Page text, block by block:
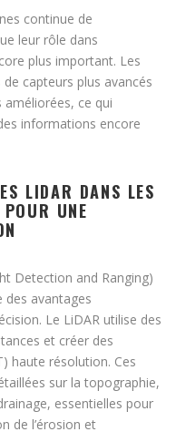
continue de
leur rôle dans
plus important. Les
capteurs plus avancés
améliorées, ce qui
informations encore
LIDAR DANS LES
UNE
Detection and Ranging)
des avantages
Le LiDAR utilise des
et créer des
haute résolution. Ces
sur la topographie,
essentielles pour
de l’érosion et